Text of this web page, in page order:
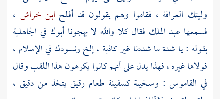
وليتك العرافة ، فقاموا وهم يقولون قد أفلح ابن خراش ،
فسمعها عبد الملك فقال كلا والله لا يهجونا أبوك في الجاهلية
بقوله : يا شدة ما شددنا غير كاذبة ، إلخ ونسودك في الإسلام ،
فولاها غيره ، فهذا يدل على أنهم كانوا يكرهون هذا اللقب وقال
في القاموس : وسخينة كسفينة طعام رقيق يتخذ من دقيق ،